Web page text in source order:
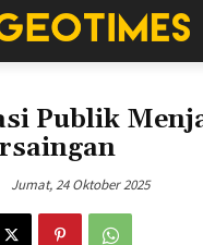
Publik
Jumat, 24 Oktober 2025